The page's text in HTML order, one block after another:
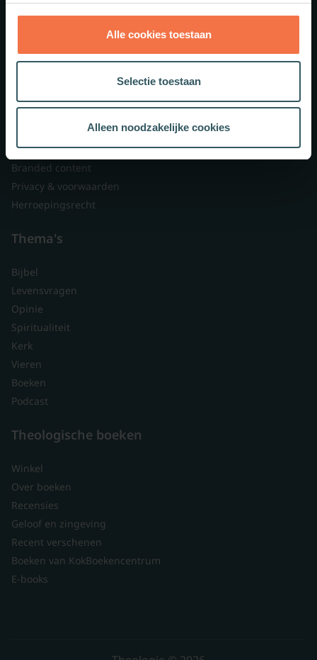
Alle cookies toestaan
Selectie toestaan
Alleen noodzakelijke cookies
Nieuwsbrieven
Veelgestelde vragen
Contact
Branded content
Privacy & voorwaarden
Herroepingsrecht
Thema's
Bijbel
Levensvragen
Opinie
Spiritualiteit
Kerk
Vieren
Boeken
Podcast
Theologische boeken
Winkel
Over boeken
Recensies
Geloof en zingeving
Recent verschenen
Boeken van KokBoekencentrum
E-books